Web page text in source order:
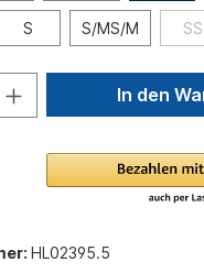
S S/MS/M SS
In den
HL02395.5